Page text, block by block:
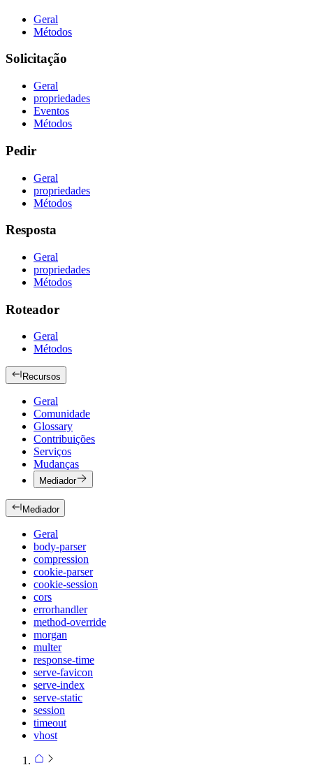
Geral
Métodos
Solicitação
Geral
propriedades
Eventos
Métodos
Pedir
Geral
propriedades
Métodos
Resposta
Geral
propriedades
Métodos
Roteador
Geral
Métodos
Recursos
Geral
Comunidade
Glossary
Contribuições
Serviços
Mudanças
Mediador
Mediador
Geral
body-parser
compression
cookie-parser
cookie-session
cors
errorhandler
method-override
morgan
multer
response-time
serve-favicon
serve-index
serve-static
session
timeout
vhost